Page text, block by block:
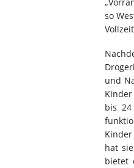
so
und
bis
hat
bietet